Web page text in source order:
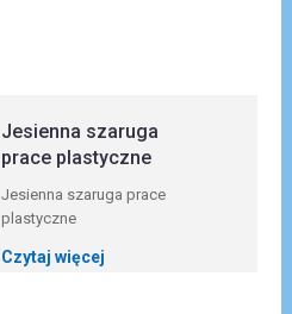
Jesienna szaruga
prace plastyczne
Jesienna szaruga prace
plastyczne
Czytaj więcej